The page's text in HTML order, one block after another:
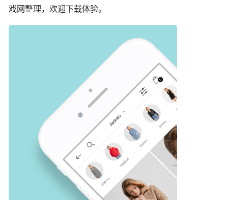
戏网整理，欢迎下载体验。